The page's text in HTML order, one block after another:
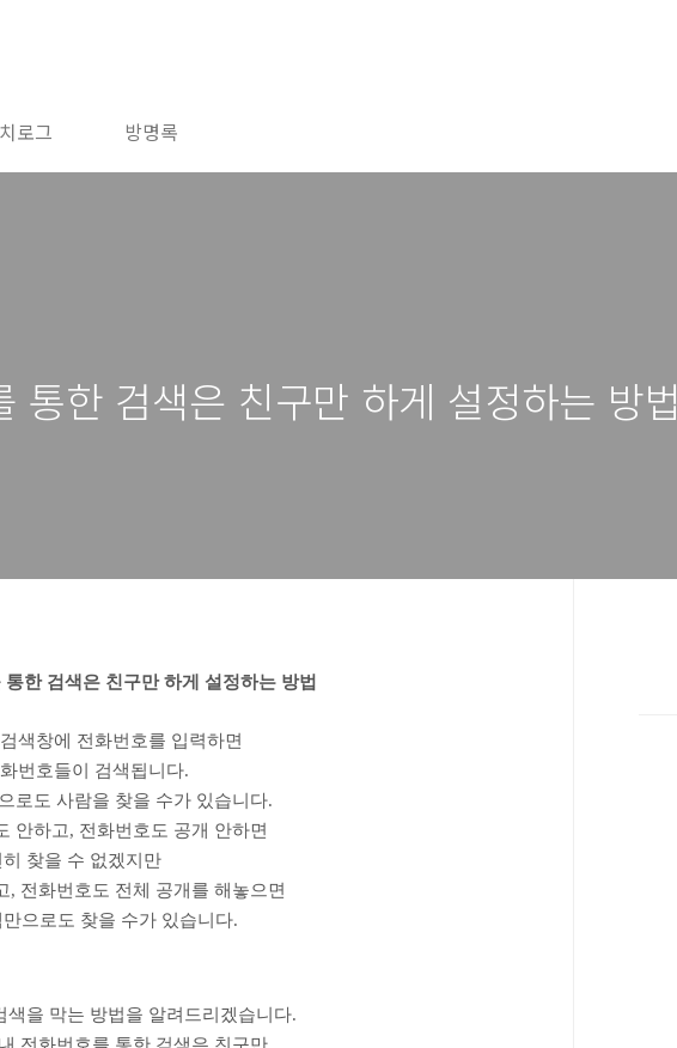
로그 방명록
통한 검색은 친구만 하게 설정하는 방법
한 검색은 친구만 하게 설정하는 방법
색창에 전화번호를 입력하면
번호들이 검색됩니다.
로도 사람을 찾을 수가 있습니다.
안하고, 전화번호도 공개 안하면
히 찾을 수 없겠지만
, 전화번호도 전체 공개를 해놓으면
으로도 찾을 수가 있습니다.
색을 막는 방법을 알려드리겠습니다.